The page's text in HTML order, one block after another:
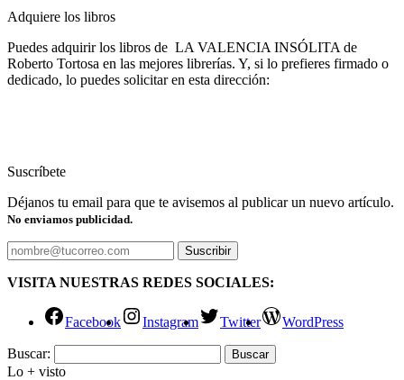
Adquiere los libros
Puedes adquirir los libros de LA VALENCIA INSÓLITA de
Roberto Tortosa en las mejores librerías. Y, si lo prefieres firmado o
dedicado, lo puedes solicitar en esta dirección:
Suscríbete
Déjanos tu email para que te avisemos al publicar un nuevo artículo.
No enviamos publicidad.
VISITA NUESTRAS REDES SOCIALES:
Facebook Instagram Twitter WordPress
Buscar:
Lo + visto